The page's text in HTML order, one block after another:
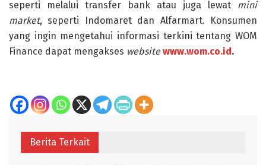
seperti melalui transfer bank atau juga lewat mini
market, seperti Indomaret dan Alfarmart. Konsumen
yang ingin mengetahui informasi terkini tentang WOM
Finance dapat mengakses websitewww.wom.co.id.
Berita Terkait